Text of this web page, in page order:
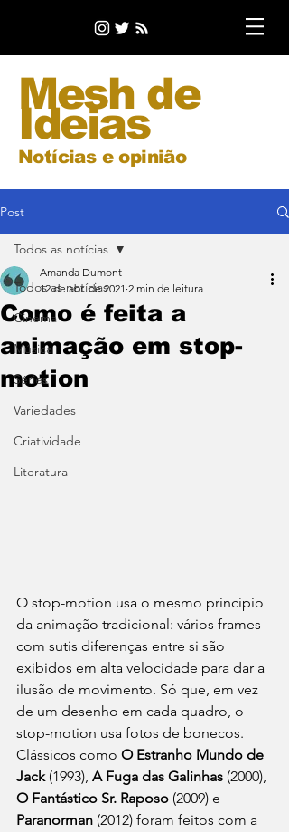
Mesh de
Ideias
Notícias e opinião
Post
Todos as notícias
Cinema
Música
Séries
Variedades
Criatividade
Literatura
Todos as notícias
Como é feita a
animação em stop-
motion
Amanda Dumont
12 de abr. de 2021 2 min de leitura
O stop-motion usa o mesmo princípio
da animação tradicional: vários frames
com sutis diferenças entre si são
exibidos em alta velocidade para dar a
ilusão de movimento. Só que, em vez
de um desenho em cada quadro, o
stop-motion usa fotos de bonecos.
Clássicos como O Estranho Mundo de
Jack (1993), A Fuga das Galinhas (2000),
O Fantástico Sr. Raposo (2009) e
Paranorman (2012) foram feitos com a